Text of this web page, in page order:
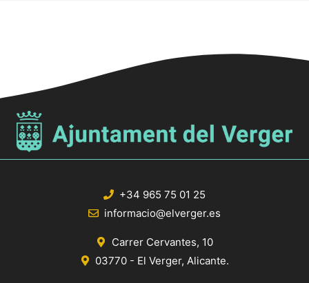
+34 965 75 01 25
informacio@elverger.es
Carrer Cervantes, 10
03770 - El Verger, Alicante.